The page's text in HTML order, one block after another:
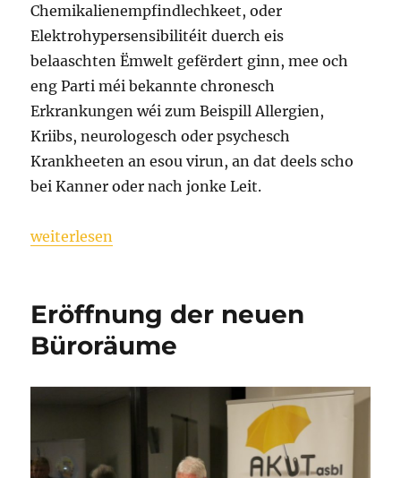
Chemikalienempfindlechkeet, oder
Elektrohypersensibilitéit duerch eis
belaaschten Ëmwelt gefërdert ginn, mee och
eng Parti méi bekannte chronesch
Erkrankungen wéi zum Beispill Allergien,
Kriibs, neurologesch oder psychesch
Krankheeten an esou virun, an dat deels scho
bei Kanner oder nach jonke Leit.
„Entwicklungen der Ëmweltmedizin hei am Land“
weiterlesen
Eröffnung der neuen
Büroräume